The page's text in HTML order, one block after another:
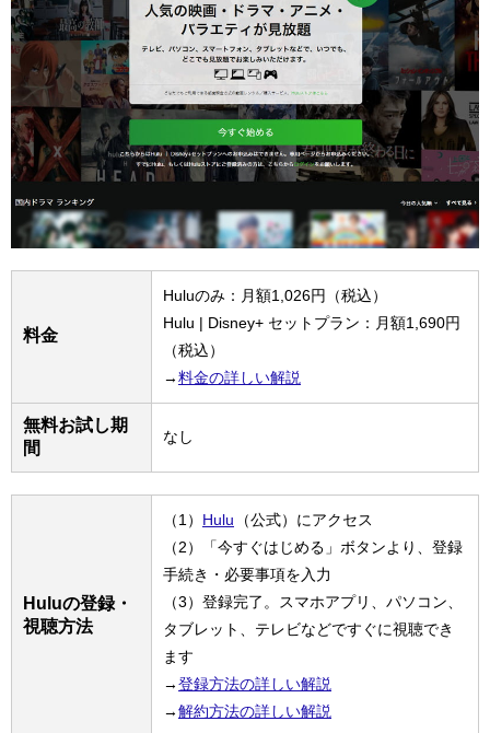
料金
Huluのみ：月額1,026円（税込）
Hulu | Disney+ セットプラン：月額1,690円
（税込）
→料金の詳しい解説
無料お試し期
間
なし
Huluの登録・
視聴方法
（1） Hulu
（公式）にアクセス
（2）「今すぐはじめる」ボタンより、登録
手続き・必要事項を入力
（3）登録完了。スマホアプリ、パソコン、
タブレット、テレビなどですぐに視聴でき
ます
→登録方法の詳しい解説
→解約方法の詳しい解説